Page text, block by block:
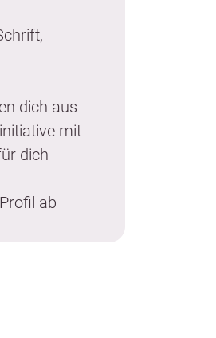
dich aus
mit
dich
ab